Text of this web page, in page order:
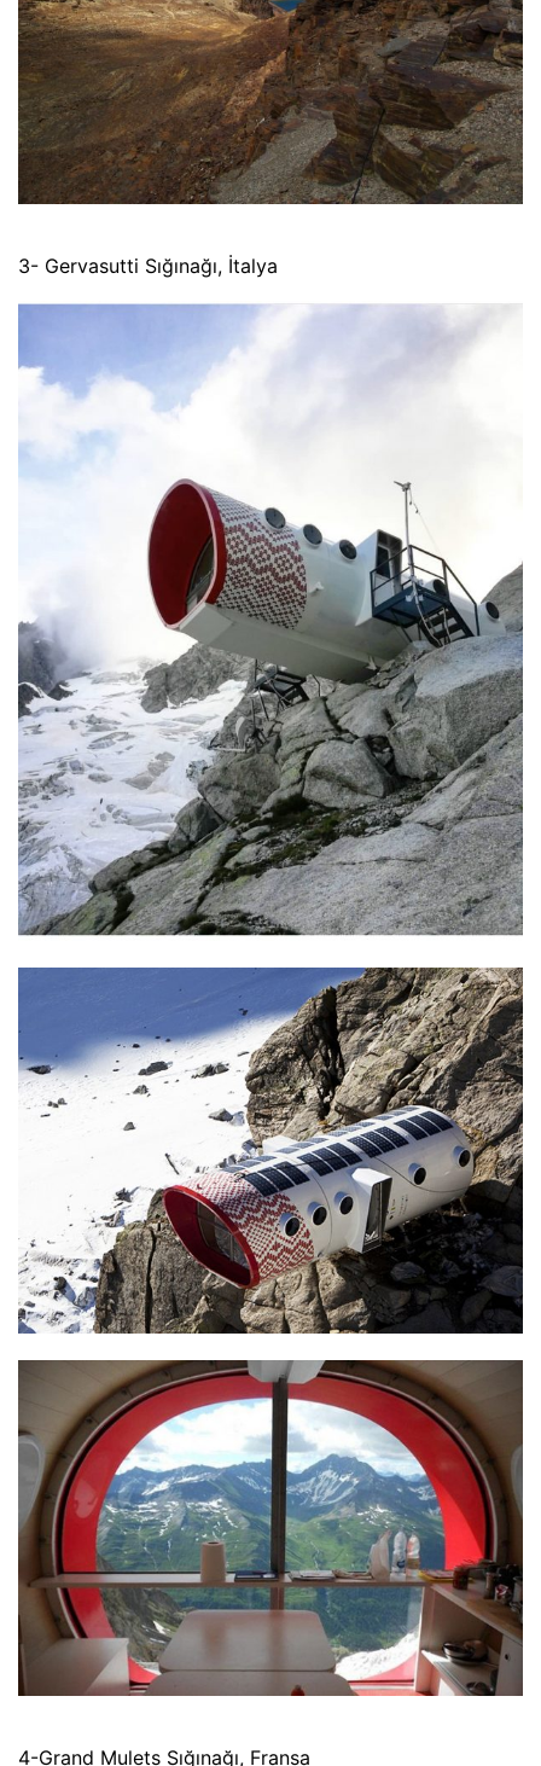
3- Gervasutti Sığınağı, İtalya
4-Grand Mulets Sığınağı, Fransa